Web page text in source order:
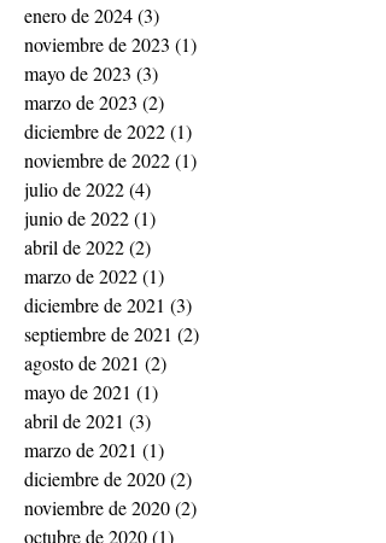
enero de 2024(3)
noviembre de 2023 (1)
mayo de 2023 (3)
marzo de 2023 (2)
diciembre de 2022(1)
noviembre de 2022(1)
julio de 2022(4)
junio de 2022(1)
abril de 2022(2)
marzo de 2022(1)
diciembre de 2021 (3)
septiembre de 2021 (2)
agosto de 2021 (2)
mayo de 2021 (1)
abril de 2021 (3)
marzo de 2021 (1)
diciembre de 2020(2)
noviembre de 2020(2)
octubre de 2020(1)